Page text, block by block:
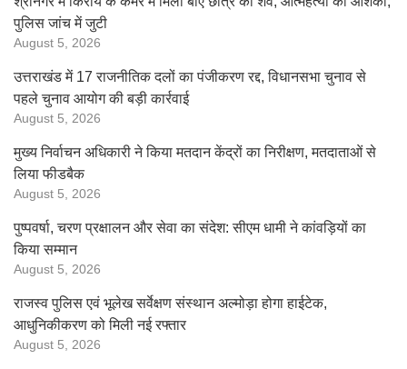
पुलिस जांच में जुटी
August 5, 2026
उत्तराखंड में 17 राजनीतिक दलों का पंजीकरण रद्द, विधानसभा चुनाव से
पहले चुनाव आयोग की बड़ी कार्रवाई
August 5, 2026
मुख्य निर्वाचन अधिकारी ने किया मतदान केंद्रों का निरीक्षण, मतदाताओं से
लिया फीडबैक
August 5, 2026
पुष्पवर्षा, चरण प्रक्षालन और सेवा का संदेश: सीएम धामी ने कांवड़ियों का
किया सम्मान
August 5, 2026
राजस्व पुलिस एवं भूलेख सर्वेक्षण संस्थान अल्मोड़ा होगा हाईटेक,
आधुनिकीकरण को मिली नई रफ्तार
August 5, 2026